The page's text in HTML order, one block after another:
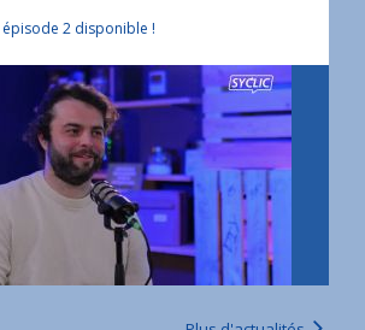
épisode 2 disponible !